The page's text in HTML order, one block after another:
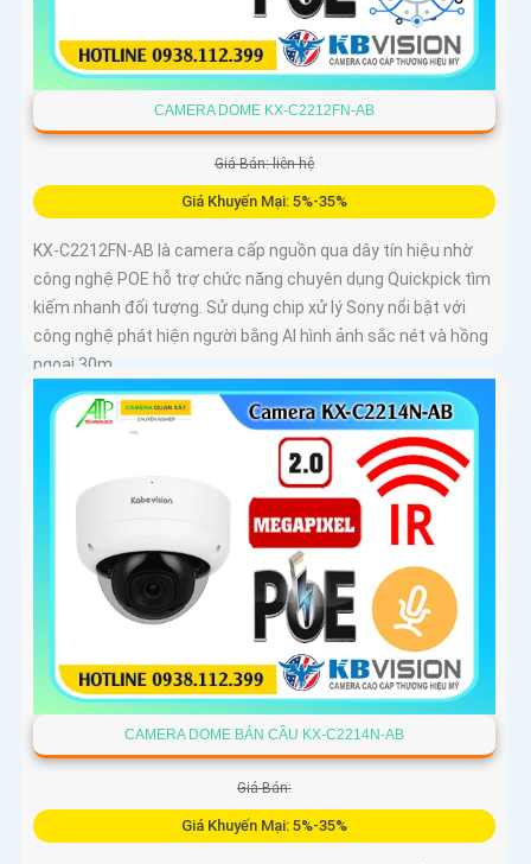
CAMERA DOME KX-C2212FN-AB
Giá Bán: liên hệ
Giá Khuyến Mại: 5%-35%
KX-C2212FN-AB là camera cấp nguồn qua dây tín hiệu nhờ
công nghệ POE hỗ trợ chức năng chuyên dụng Quickpick tìm
kiếm nhanh đối tượng. Sử dụng chip xử lý Sony nổi bật với
công nghệ phát hiện người bằng AI hình ảnh sắc nét và hồng
ngoại 30m
CAMERA DOME BÁN CẦU KX-C2214N-AB
Giá Bán:
Giá Khuyến Mại: 5%-35%